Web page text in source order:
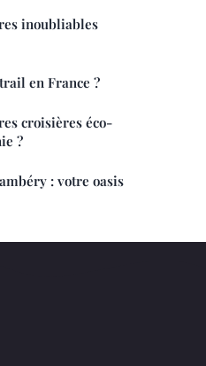
inoubliables
en France ?
croisières éco-
?
: votre oasis